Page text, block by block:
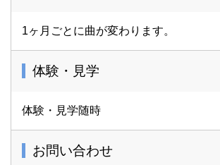
1ヶ月ごとに曲が変わります。
体験・見学
体験・見学随時
お問い合わせ